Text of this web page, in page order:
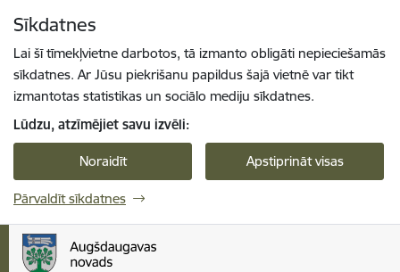
Sīkdatnes
Lai šī tīmekļvietne darbotos, tā izmanto obligāti nepieciešamās
sīkdatnes. Ar Jūsu piekrišanu papildus šajā vietnē var tikt
izmantotas statistikas un sociālo mediju sīkdatnes.
Lūdzu, atzīmējiet savu izvēli:
Noraidīt Apstiprināt visas
Pārvaldīt sīkdatnes